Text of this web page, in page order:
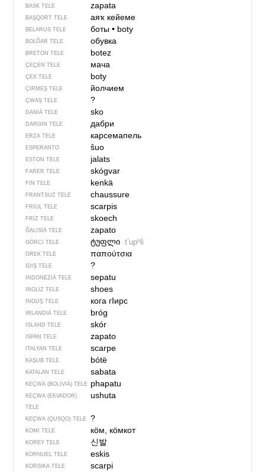
BASK TELE zapata
BAŞQORT TELE аяҡ кейеме
BELARUS TELE боты• boty
BOLĞAR TELE обувка
BRETON TELE botez
ÇEÇEN TELE мача
ÇEX TELE boty
ÇIRMEŞ TELE йолчием
ÇWAŞ TELE ?
DANIÄ TELE sko
DARGIN TELE дабри
ERZA TELE карсемапель
ESPERANTO ŝuo
ESTON TELE jalats
FARER TELE skógvar
FIN TELE kenkä
FRANTSUZ TELE chaussure
FRIUL TELE scarpis
FRIZ TELE skoech
ĞALISIÄ TELE zapato
GÖRCI TELE ტუფლი tʼupʰli
GREK TELE παπούτσια
IDIŞ TELE ?
INDONEZIÄ TELE sepatu
INGLIZ TELE shoes
INGUŞ TELE кога гIирс
IRLANDIÄ TELE bróg
ISLAND TELE skór
ISPAN TELE zapato
ITALYAN TELE scarpe
KAŞUB TELE bótë
KATALAN TELE sabata
KEÇWA (BOLIVIÄ) TELE phapatu
KEÇWA (EKVADOR)
TELE
ushuta
KEÇWA (QUSQO) TELE ?
KOMI TELE кӧм, кӧмкот
KOREY TELE 신발
KORNUEL TELE eskis
KORSIKA TELE scarpi